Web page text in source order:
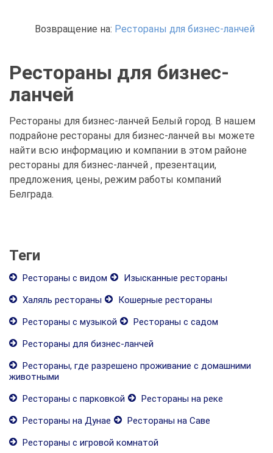
Возвращение на: Рестораны для бизнес-ланчей
Рестораны для бизнес-
ланчей
Рестораны для бизнес-ланчей Белый город. В нашем
подрайоне рестораны для бизнес-ланчей вы можете
найти всю информацию и компании в этом районе
рестораны для бизнес-ланчей , презентации,
предложения, цены, режим работы компаний
Белграда.
Теги
Рестораны с видом
Изысканные рестораны
Халяль рестораны
Кошерные рестораны
Рестораны с музыкой
Рестораны с садом
Рестораны для бизнес-ланчей
Рестораны, где разрешено проживание с домашними
животными
Рестораны с парковкой
Рестораны на реке
Рестораны на Дунае
Рестораны на Саве
Рестораны с игровой комнатой